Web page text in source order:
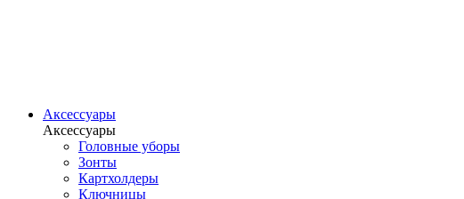
Аксессуары
Аксессуары
Головные уборы
Зонты
Картхолдеры
Ключницы